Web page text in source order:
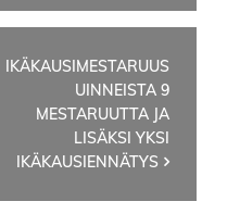
IKÄKAUSIMESTARUUS
UINNEISTA 9
MESTARUUTTA JA
LISÄKSI YKSI
IKÄKAUSIENNÄTYS